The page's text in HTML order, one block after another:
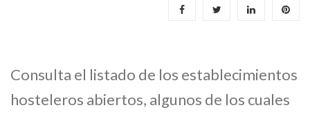
Consulta el listado de los establecimientos
hosteleros abiertos, algunos de los cuales